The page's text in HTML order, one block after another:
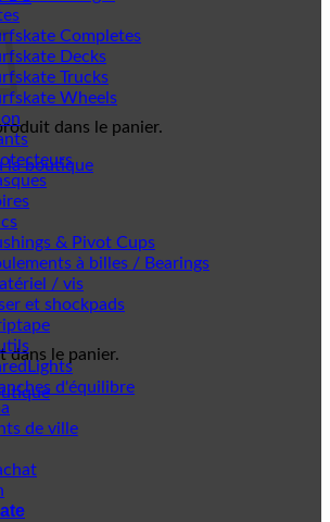
dans le panier.
la boutique
dans le panier.
Completes
Decks
Trucks
Wheels
& Pivot Cups
à billes / Bearings
/ vis
et shockpads
d'équilibre
de ville